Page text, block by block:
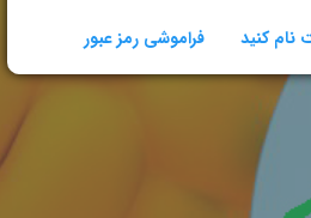
نام کنید فراموشی رمز عبور